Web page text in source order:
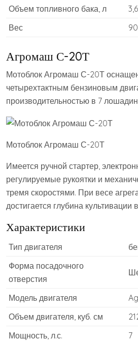
Объем топливного бака, л
3,6
Вес
Агромаш С-20Т
Мотоблок Агромаш С-20Т
четырехтактным бензиновым
производительностью в 7
Мотоблок Агромаш С-20Т
Имеется ручной стартер,
регулируемые рукоятки и
тремя скоростями. При весе
достигается глубина культивации
Характеристики
Тип двигателя
Форма посадочного
отверстия
Модель двигателя
Объем двигателя, куб. см
Мощность, л.с.
7